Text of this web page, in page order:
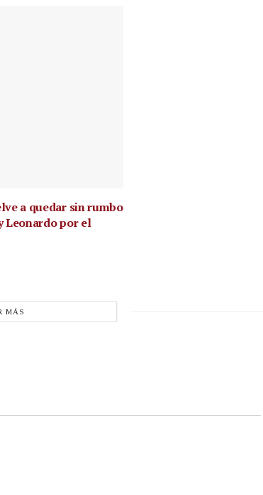
a quedar sin rumbo
Leonardo por el
MÁS